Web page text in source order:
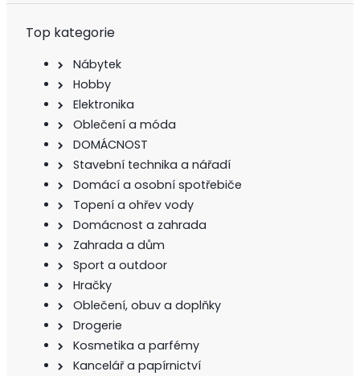
Top kategorie
Nábytek
Hobby
Elektronika
Oblečení a móda
DOMÁCNOST
Stavební technika a nářadí
Domácí a osobní spotřebiče
Topení a ohřev vody
Domácnost a zahrada
Zahrada a dům
Sport a outdoor
Hračky
Oblečení, obuv a doplňky
Drogerie
Kosmetika a parfémy
Kancelář a papírnictví